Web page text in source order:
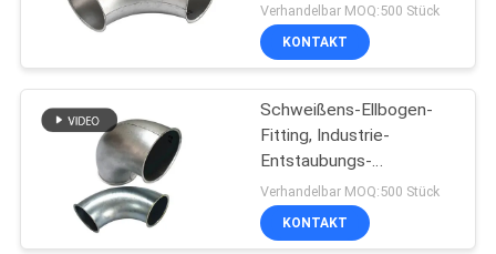
Verhandelbar MOQ:500 Stück
KONTAKT
Schweißens-Ellbogen-
Fitting, Industrie-
Entstaubungs-
Metallstaubabsaugungs-
Rohr
Verhandelbar MOQ:500 Stück
KONTAKT